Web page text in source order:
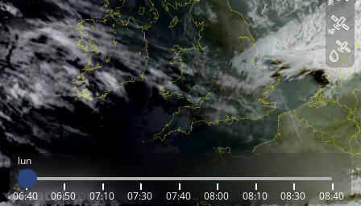
lun
06:40 06:50 07:10 07:30 07:40 08:00 08:10 08:30 08:40